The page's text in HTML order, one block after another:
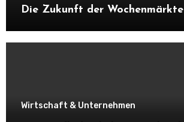
Die Zukunft der Wochenmärkte
Wirtschaft & Unternehmen